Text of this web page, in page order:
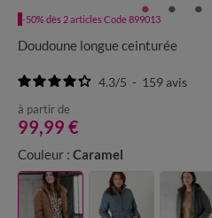
-50% dès 2 articles Code 899013
Doudoune longue ceinturée
4.3/5 - 159avis
à partir de
99,99 €
Couleur : Caramel